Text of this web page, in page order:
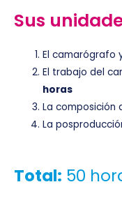
Sus
El camarógrafo
El trabajo del
horas
La
La
Total: 50